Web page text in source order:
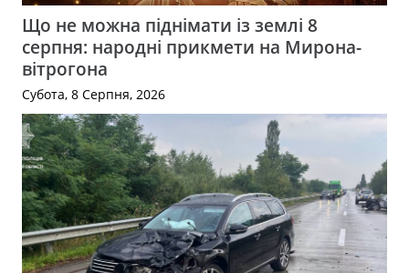
Що не можна піднімати із землі 8
серпня: народні прикмети на Мирона-
вітрогона
Субота, 8 Серпня, 2026